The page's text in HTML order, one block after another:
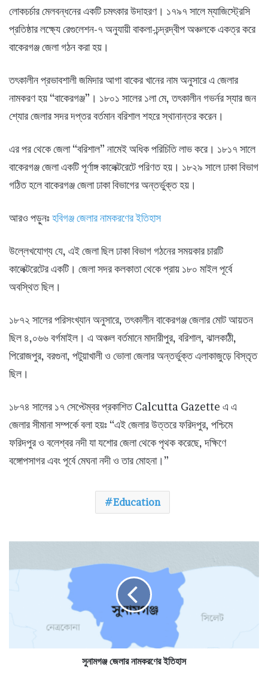
লোকচর্চার মেলবন্ধনের একটি চমৎকার উদাহরণ। ১৭৯৭ সালে ম্যাজিস্ট্রেসি
প্রতিষ্ঠার লক্ষ্যে রেগুলেশন-৭ অনুযায়ী বাকলা-চন্দ্রদ্বীপ অঞ্চলকে একত্র করে
বাকেরগঞ্জ জেলা গঠন করা হয়।
তৎকালীন প্রভাবশালী জমিদার আগা বাকের খানের নাম অনুসারে এ জেলার
নামকরণ হয় “বাকেরগঞ্জ”। ১৮০১ সালের ১লা মে, তৎকালীন গভর্নর স্যার জন
শ্যোর জেলার সদর দপ্তর বর্তমান বরিশাল শহরে স্থানান্তর করেন।
এর পর থেকে জেলা “বরিশাল” নামেই অধিক পরিচিতি লাভ করে। ১৮১৭ সালে
বাকেরগঞ্জ জেলা একটি পূর্ণাঙ্গ কালেক্টরেটে পরিণত হয়। ১৮২৯ সালে ঢাকা বিভাগ
গঠিত হলে বাকেরগঞ্জ জেলা ঢাকা বিভাগের অন্তর্ভুক্ত হয়।
আরও পড়ুনঃ হবিগঞ্জ জেলার নামকরণের ইতিহাস
উল্লেখযোগ্য যে, এই জেলা ছিল ঢাকা বিভাগ গঠনের সময়কার চারটি
কালেক্টরেটের একটি। জেলা সদর কলকাতা থেকে প্রায় ১৮০ মাইল পূর্বে
অবস্থিত ছিল।
১৮৭২ সালের পরিসংখ্যান অনুসারে, তৎকালীন বাকেরগঞ্জ জেলার মোট আয়তন
ছিল ৪,০৬৬ বর্গমাইল। এ অঞ্চল বর্তমানে মাদারীপুর, বরিশাল, ঝালকাঠী,
পিরোজপুর, বরগুনা, পটুয়াখালী ও ভোলা জেলার অন্তর্ভুক্ত এলাকাজুড়ে বিস্তৃত
ছিল।
১৮৭৪ সালের ১৭ সেপ্টেম্বর প্রকাশিত Calcutta Gazette এ এ
জেলার সীমানা সম্পর্কে বলা হয়ঃ “এই জেলার উত্তরে ফরিদপুর, পশ্চিমে
ফরিদপুর ও বলেশ্বর নদী যা যশোর জেলা থেকে পৃথক করেছে, দক্ষিণে
বঙ্গোপসাগর এবং পূর্বে মেঘনা নদী ও তার মোহনা।”
Education
ম
না
সুনামগঞ্জ জেলার নামকরণের ইতিহাস